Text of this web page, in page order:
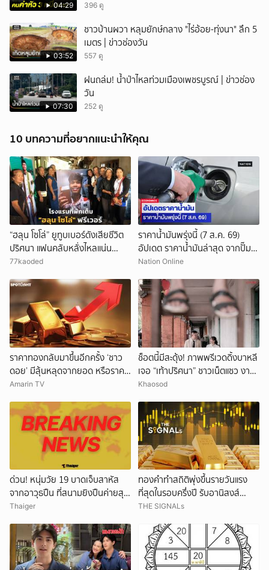
04:29 396 ดู
03:52
ชาวบ้านผวา หลุมยักษ์กลาง "ไร่อ้อย-ทุ่งนา" ลึก 5
เมตร | ข่าวช่องวัน
557 ดู
07:30
ฝนถล่ม! น้ำป่าไหลท่วมเมืองเพชรบูรณ์ | ข่าวช่อง
วัน
252 ดู
10 บทความที่อยากแนะนำให้คุณ
“ฮลุน โซโล่” ยูทูบเบอร์ดังเสียชีวิต
ปริศนา แฟนคลับหลั่งไหลแน่น
กาฬสินธุ์ โรงแรมที่พักเต็ม
77kaoded
ราคาน้ำมันพรุ่งนี้ (7 ส.ค. 69)
อัปเดต ราคาน้ำมันล่าสุด จากปั๊ม
ใหญ่
Nation Online
ราคาทองกลับมาขึ้นอีกครั้ง ‘ชาว
ดอย’ มีลุ้นหลุดจากยอด หรือราคา
จะลงอีก?
Amarin TV
ช็อตนี้มีสะดุ้ง! ภาพพรีเวดดิ้งบาหลี
เจอ “เท้าปริศนา” ชาวเน็ตแซว งาน
แต่งหรือหนังผี
Khaosod
ด่วน! หนุ่มวัย 19 บาดเจ็บสาหัส
จากอาวุธปืน ที่สนามยิงปืนค่ายสุร
นารี โคราช ตำรวจเร่งสอบสาเหตุ
Thaiger
ทองคำทำสถิติพุ่งขึ้นรายวันแรง
ที่สุดในรอบครึ่งปี รับอานิสงส์
ดอลลาร์อ่อนค่า
THE SIGNALs